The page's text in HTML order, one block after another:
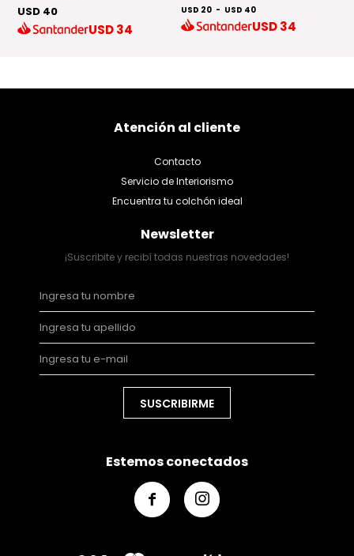
USD 40
USD34
USD 20 - USD 40
USD34
Atención al cliente
Contacto
Servicio de Interiorismo
Encuentra tu colchón ideal
Newsletter
¡Suscribite y recibí todas nuestras novedades!
SUSCRIBIRME
Estemos conectados
 